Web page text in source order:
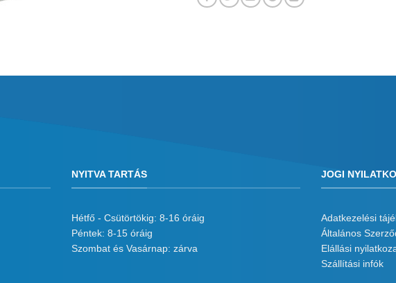
NYITVA TARTÁS
Hétfő - Csütörtökig: 8-16 óráig
Péntek: 8-15 óráig
Szombat és Vasárnap: zárva
JOGI
Adatkezelési
Általános
Elállási
Szállítási infók